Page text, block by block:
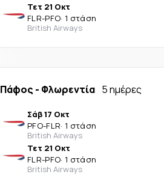
Τετ 21 Οκτ
FLR-PFO· 1 στάση
British Airways
Πάφος - Φλωρεντία 5 ημέρες
Σάβ 17 Οκτ
PFO-FLR· 1 στάση
British Airways
Τετ 21 Οκτ
FLR-PFO· 1 στάση
British Airways